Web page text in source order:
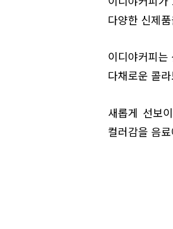
다양한 신제
이디야커피
다채로운 콜
새롭게 선보
컬러감을 음